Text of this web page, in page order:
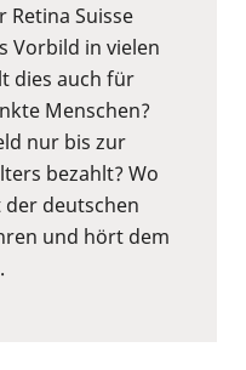
Retina Suisse
Vorbild in vielen
dies auch für
Menschen?
nur bis zur
bezahlt? Wo
deutschen
und hört dem